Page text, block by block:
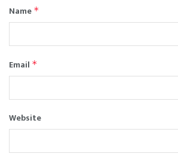
Name *
Email *
Website